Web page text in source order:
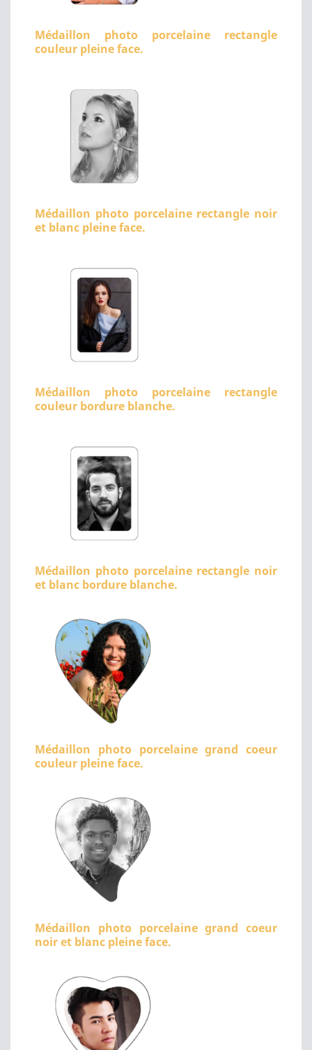
Médaillon photo porcelaine rectangle
couleur pleine face.
Médaillon photo porcelaine rectangle noir
et blanc pleine face.
Médaillon photo porcelaine rectangle
couleur bordure blanche.
Médaillon photo porcelaine rectangle noir
et blanc bordure blanche.
Médaillon photo porcelaine grand coeur
couleur pleine face.
Médaillon photo porcelaine grand coeur
noir et blanc pleine face.